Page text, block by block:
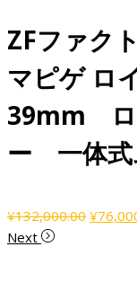
ZFファク
マピゲ ロ
39mm ロ
ー 一体式
¥132,000.00 元
¥
Next